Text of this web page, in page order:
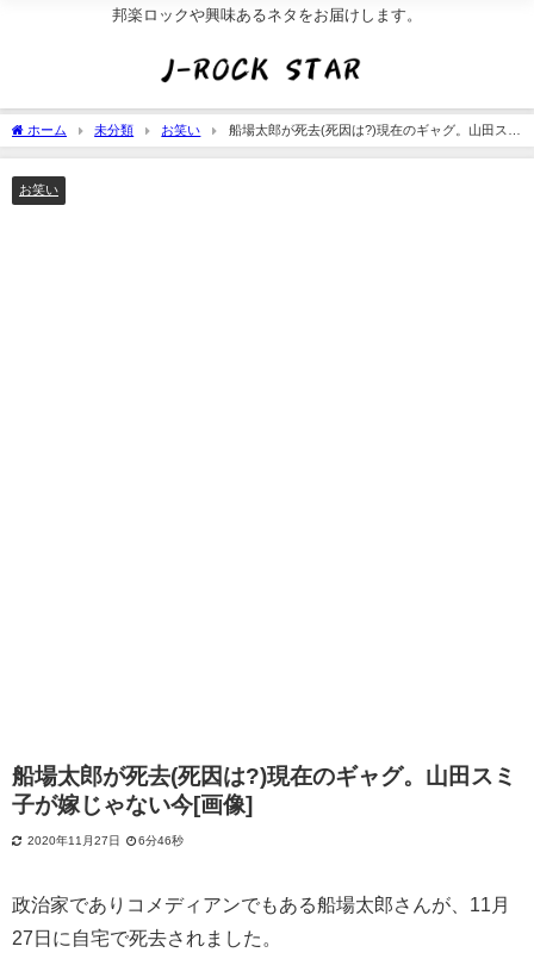
邦楽ロックや興味あるネタをお届けします。
ホーム 未分類 お笑い
船場太郎が死去(死因は?)現在のギャグ。山田スミ
子が嫁じゃない今[画像]
お笑い
船場太郎が死去(死因は?)現在のギャグ。山田スミ
子が嫁じゃない今[画像]
2020年11月27日 6分46秒
政治家でありコメディアンでもある船場太郎さんが、11月
27日に自宅で死去されました。